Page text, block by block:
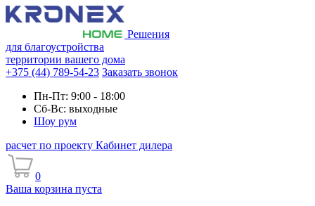
Решения
для благоустройства
территории вашего дома
+375 (44) 789-54-23 Заказать звонок
Пн-Пт: 9:00 - 18:00
Сб-Вс: выходные
Шоу рум
расчет по проекту Кабинет дилера
0
Ваша корзина пуста